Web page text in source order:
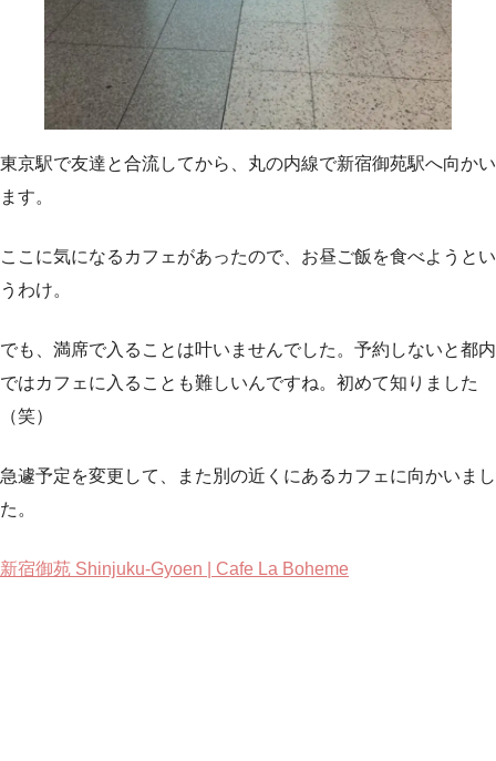
東京駅で友達と合流してから、丸の内線で新宿御苑駅へ向かい
ます。
ここに気になるカフェがあったので、お昼ご飯を食べようとい
うわけ。
でも、満席で入ることは叶いませんでした。予約しないと都内
ではカフェに入ることも難しいんですね。初めて知りました
（笑）
急遽予定を変更して、また別の近くにあるカフェに向かいまし
た。
新宿御苑 Shinjuku-Gyoen | Cafe La Boheme